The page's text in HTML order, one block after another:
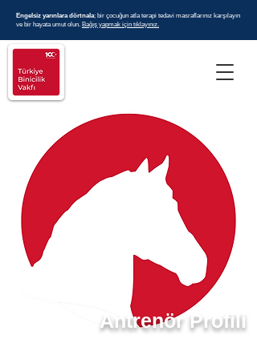
Engelsiz yarınlara dörtnala; bir çocuğun atla terapi tedavi masraflarınız karşılayın
ve bir hayata umut olun. Bağış yapmak için tıklayınız.
Antrenör Profili